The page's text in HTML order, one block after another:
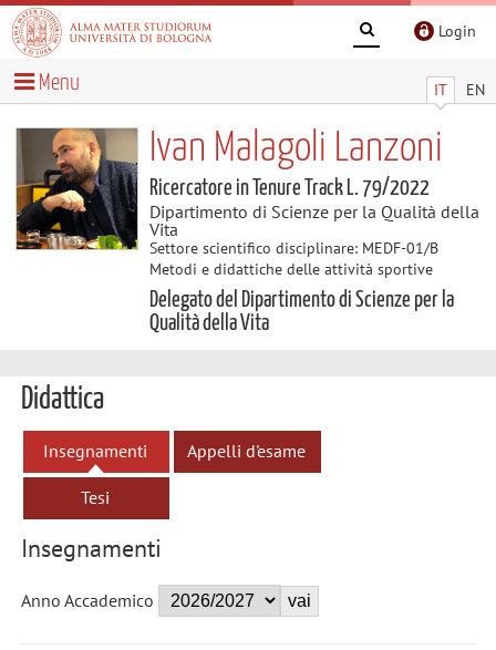
Login
IT EN
Menu
Ivan Malagoli Lanzoni
Ricercatore in Tenure Track L. 79/2022
Dipartimento di Scienze per la Qualità della
Vita
Settore scientifico disciplinare: MEDF-01/B
Metodi e didattiche delle attività sportive
Delegato del Dipartimento di Scienze per la
Qualità della Vita
Didattica
Insegnamenti Appelli d'esame
Tesi
Insegnamenti
Anno Accademico